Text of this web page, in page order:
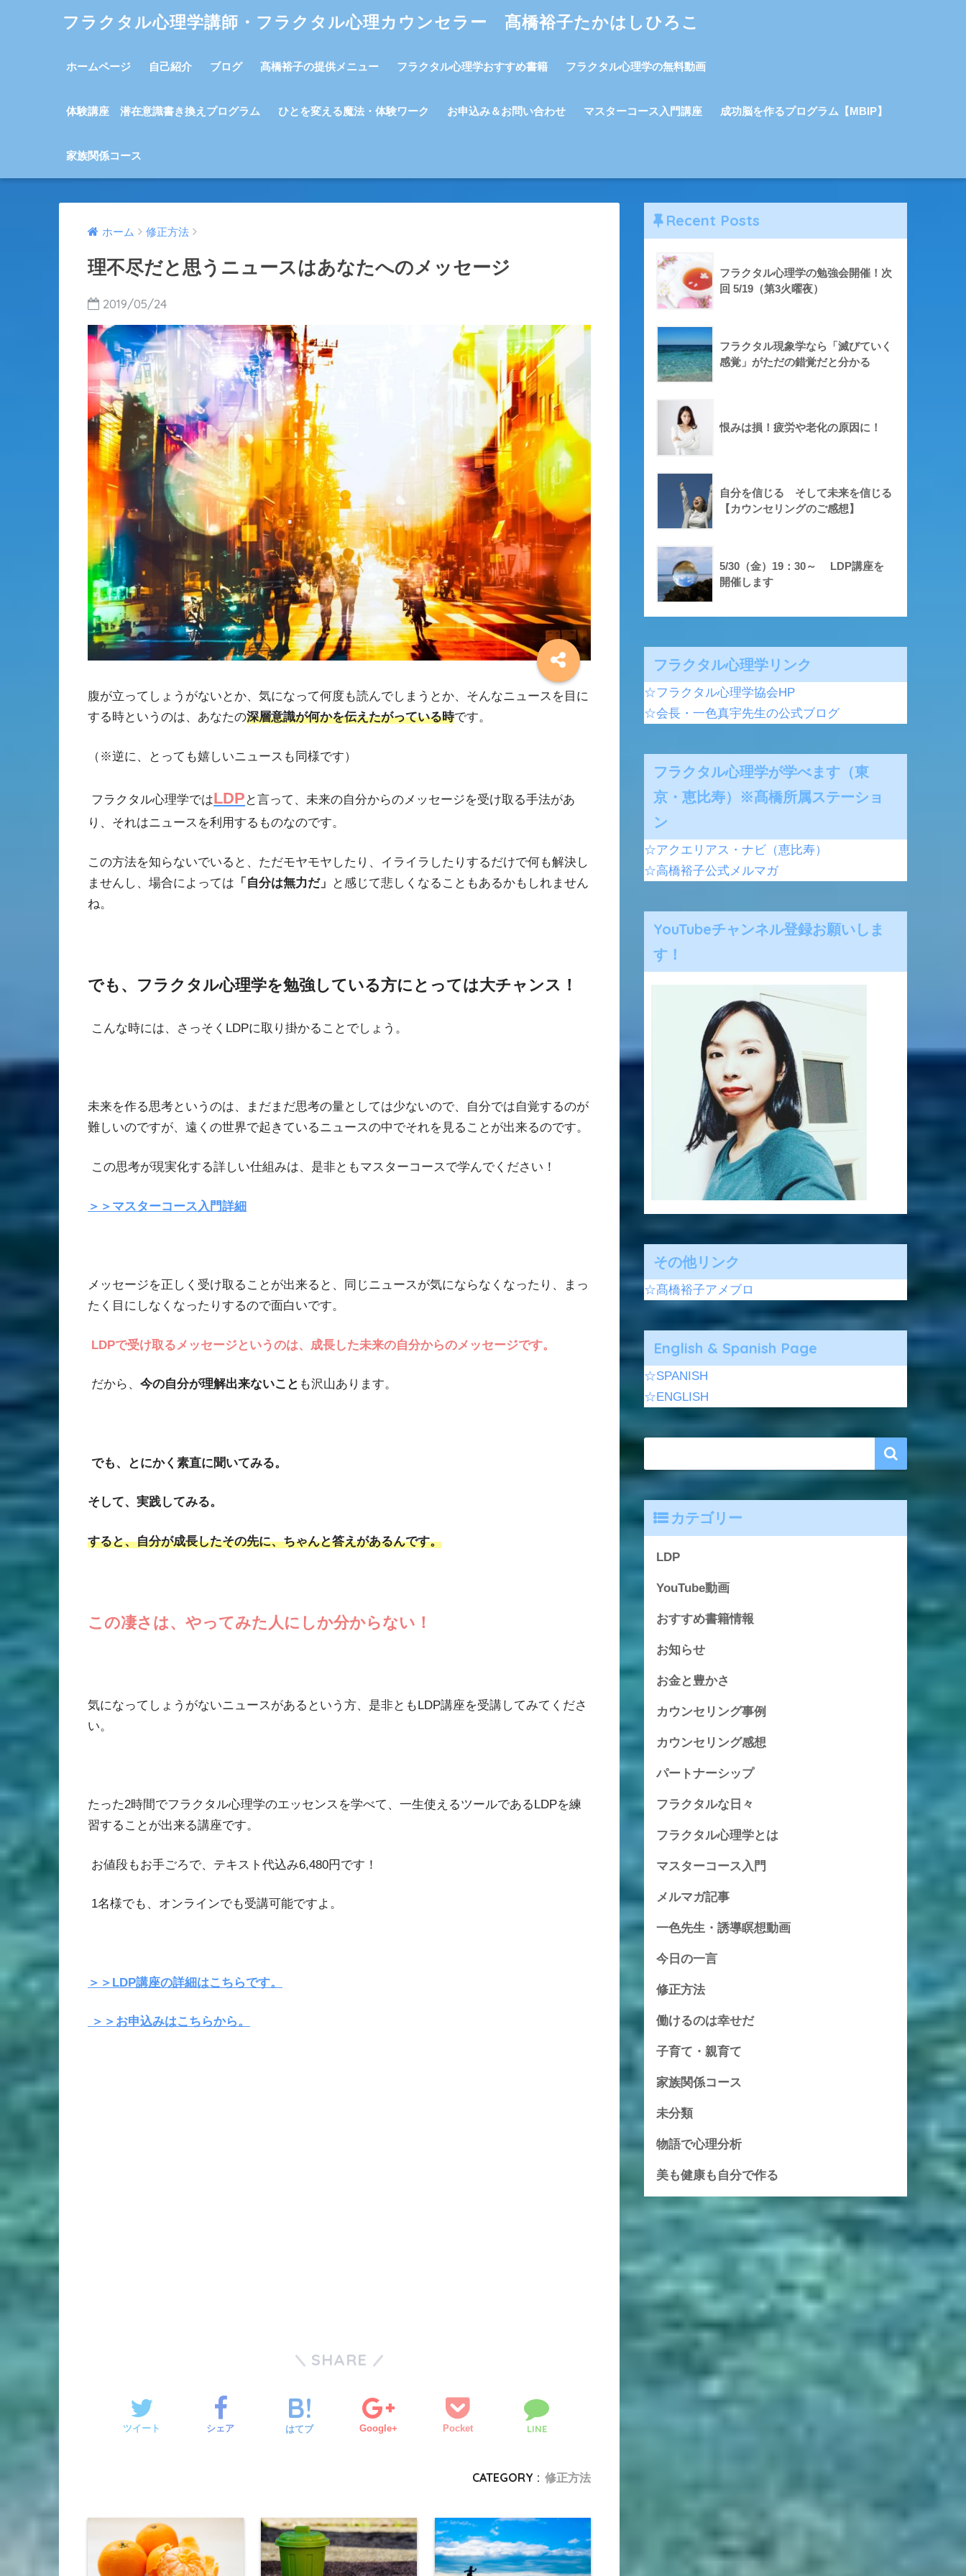
フラクタル心理学講師・フラクタル心理カウンセラー 髙橋裕子たかはしひろこ
ホームページ 自己紹介 ブログ 髙橋裕子の提供メニュー フラクタル心理学おすすめ書籍 フラクタル心理学の無料動画
体験講座 潜在意識書き換えプログラム ひとを変える魔法・体験ワーク お申込み＆お問い合わせ マスターコース入門講座 成功脳を作るプログラム【MBIP】
家族関係コース
ホーム 修正方法
理不尽だと思うニュースはあなたへのメッセージ
2019/05/24
腹が立ってしょうがないとか、気になって何度も読んでしまうとか、そんなニュースを目に
する時というのは、あなたの深層意識が何かを伝えたがっている時です。
（※逆に、とっても嬉しいニュースも同様です）
フラクタル心理学ではLDP と言って、未来の自分からのメッセージを受け取る手法があ
り、それはニュースを利用するものなのです。
この方法を知らないでいると、ただモヤモヤしたり、イライラしたりするだけで何も解決し
ませんし、場合によっては 「自分は無力だ」
と感じて悲しくなることもあるかもしれません
ね。
でも、フラクタル心理学を勉強している方にとっては大チャンス！
こんな時には、 さっそく LDPに取り掛かることでしょう。
未来を作る思考というのは、まだまだ思考の量としては少ないので、自分では自覚するのが
難しいのですが、遠くの世界で起きているニュースの中でそれを見ることが出来るのです。
この思考が現実化する詳しい仕組みは、是非ともマスターコースで学んでください！
＞＞マスターコース入門詳細
メッセージを正しく受け取ることが出来ると、同じニュースが気にならなくなったり、まっ
たく目にしなくなったりするので面白いです。
LDPで受け取るメッセージというのは、成長した未来の自分からのメッセージです。
だから、 今の自分が理解出来ないこと も沢山あります。
でも、とにかく素直に聞いてみる。
そして、実践してみる。
すると、自分が成長したその先に、ちゃんと答えがあるんです。
この凄さは、やってみた人にしか分からない！
気になってしょうがないニュースがあるという方、是非ともLDP講座を受講してみてくださ
い。
たった2時間でフラクタル心理学のエッセンスを学べて、一生使えるツールであるLDPを練
習することが出来る講座です。
お値段もお手ごろで、テキスト代込み6,480円です！
1名様でも、オンラインでも受講可能ですよ。
＞＞ LDP講座の詳細はこちらです。
＞＞お申込みはこちらから。
SHARE
ツイート シェア はてブ Google+ Pocket LINE
CATEGORY : 修正方法
Recent Posts
フラクタル心理学の勉強会開催！次
回 5/19（第3火曜夜）
フラクタル現象学なら「滅びていく
感覚」がただの錯覚だと分かる
恨みは損！疲労や老化の原因に！
自分を信じる そして未来を信じる
【カウンセリングのご感想】
5/30（金）19：30～ LDP講座を
開催します
フラクタル心理学リンク
☆フラクタル心理学協会HP
☆会長・一色真宇先生の公式ブログ
フラクタル心理学が学べます（東
京・恵比寿）※髙橋所属ステーショ
ン
☆アクエリアス・ナビ（恵比寿）
☆高橋裕子公式メルマガ
YouTubeチャンネル登録お願いしま
す！
その他リンク
☆髙橋裕子アメブロ
English & Spanish Page
☆SPANISH
☆ENGLISH
カテゴリー
LDP
YouTube動画
おすすめ書籍情報
お知らせ
お金と豊かさ
カウンセリング事例
カウンセリング感想
パートナーシップ
フラクタルな日々
フラクタル心理学とは
マスターコース入門
メルマガ記事
一色先生・誘導瞑想動画
今日の一言
修正方法
働けるのは幸せだ
子育て・親育て
家族関係コース
未分類
物語で心理分析
美も健康も自分で作る